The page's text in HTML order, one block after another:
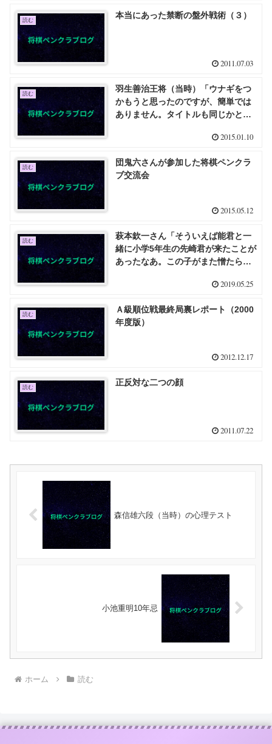
読む 本当にあった禁断の盤外戦術（３）
2011.07.03
読む
羽生善治王将（当時）「ウナギをつ
かもうと思ったのですが、簡単では
ありません。タイトルも同じかと思
2015.01.10
読む
団鬼六さんが参加した将棋ペンクラ
ブ交流会
2015.05.12
読む
萩本欽一さん「そういえば能君と一
緒に小学5年生の先崎君が来たことが
あったなあ。この子がまた憎たらし
2019.05.25
読む
Ａ級順位戦最終局裏レポート（2000
年度版）
2012.12.17
読む 正反対な二つの顔
2011.07.22
森信雄六段（当時）の心理テスト
小池重明10年忌
ホーム 読む